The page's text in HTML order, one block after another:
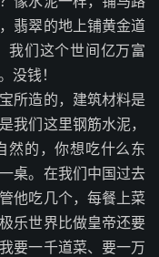
翡翠的地上铺黄金道
我们这个世间亿万富
没钱！
造的，建筑材料是
我们这里钢筋水泥，
然的，你想吃什么东
桌。在我们中国过去
他吃几个，每餐上菜
乐世界比做皇帝还要
要一千道菜、要一万